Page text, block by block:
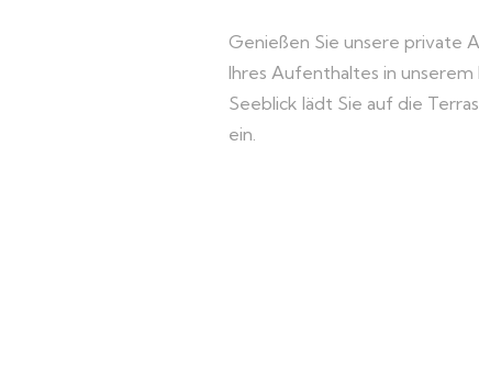
Genießen Sie unsere private
Ihres Aufenthaltes in
Seeblick lädt Sie auf die
ein.